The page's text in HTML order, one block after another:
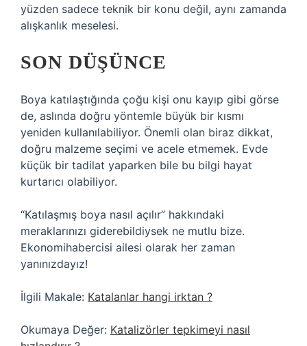
yüzden sadece teknik bir konu değil, aynı zamanda
alışkanlık meselesi.
SON DÜŞÜNCE
Boya katılaştığında çoğu kişi onu kayıp gibi görse
de, aslında doğru yöntemle büyük bir kısmı
yeniden kullanılabiliyor. Önemli olan biraz dikkat,
doğru malzeme seçimi ve acele etmemek. Evde
küçük bir tadilat yaparken bile bu bilgi hayat
kurtarıcı olabiliyor.
“Katılaşmış boya nasıl açılır” hakkındaki
meraklarınızı giderebildiysek ne mutlu bize.
Ekonomihabercisi ailesi olarak her zaman
yanınızdayız!
İlgili Makale: Katalanlar hangi irktan ?
Okumaya Değer: Katalizörler tepkimeyi nasıl